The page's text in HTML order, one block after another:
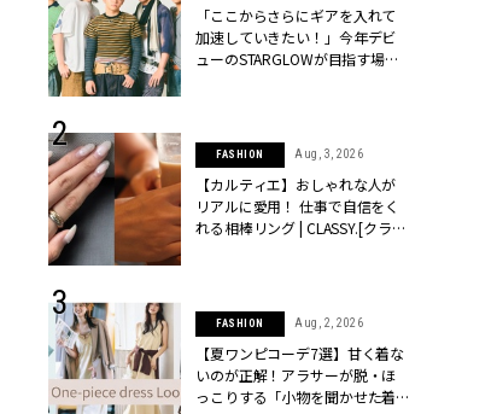
でも
「ここからさらにギアを入れて
加速していきたい！」今年デビ
ューのSTARGLOWが目指す場所
FASHION Aug, 3, 2026
【カルティエ】おしゃれな人が
リアルに愛用！ 仕事で自信をく
れる相棒リング | CLASSY.[クラッ
FASHION Aug, 2, 2026
【夏ワンピコーデ7選】甘く着な
いのが正解！アラサーが脱・ほ
っこりする「小物を聞かせた着